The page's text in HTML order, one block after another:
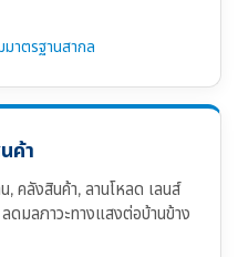
าตรฐานสากล
ค้า
คลังสินค้า, ลานโหลด เลนส์
ดมลภาวะทางแสงต่อบ้านข้าง